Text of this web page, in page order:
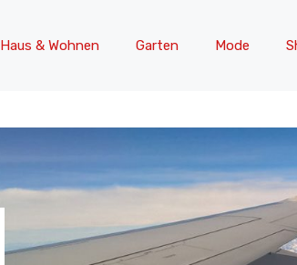
Haus & Wohnen Garten Mode